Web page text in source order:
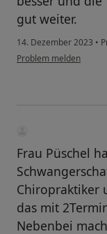
gut weiter.
14. Dezember 2023 •
Problem melden
Frau Püschel
Chiropraktiker
das mit
Nebenbei